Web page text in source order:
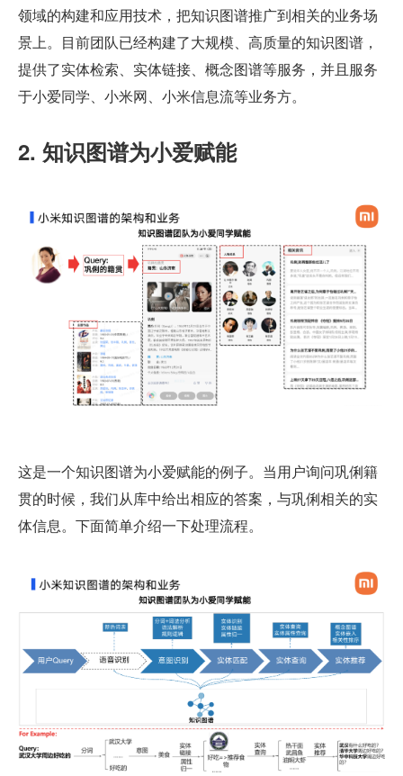
领域的构建和应用技术，把知识图谱推广到相关的业务场
景上。目前团队已经构建了大规模、高质量的知识图谱，
提供了实体检索、实体链接、概念图谱等服务，并且服务
于小爱同学、小米网、小米信息流等业务方。
2. 知识图谱为小爱赋能
这是一个知识图谱为小爱赋能的例子。当用户询问巩俐籍
贯的时候，我们从库中给出相应的答案，与巩俐相关的实
体信息。下面简单介绍一下处理流程。